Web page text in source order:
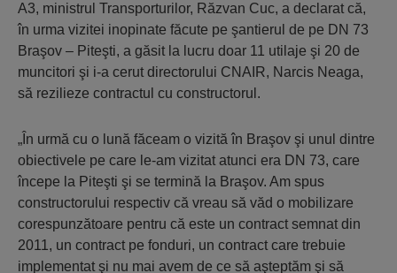
A3, ministrul Transporturilor, Răzvan Cuc, a declarat că,
în urma vizitei inopinate făcute pe şantierul de pe DN 73
Braşov – Piteşti, a găsit la lucru doar 11 utilaje şi 20 de
muncitori şi i-a cerut directorului CNAIR, Narcis Neaga,
să rezilieze contractul cu constructorul.
„În urmă cu o lună făceam o vizită în Braşov şi unul dintre
obiectivele pe care le-am vizitat atunci era DN 73, care
începe la Piteşti şi se termină la Braşov. Am spus
constructorului respectiv că vreau să văd o mobilizare
corespunzătoare pentru că este un contract semnat din
2011, un contract pe fonduri, un contract care trebuie
implementat şi nu mai avem de ce să aşteptăm şi să